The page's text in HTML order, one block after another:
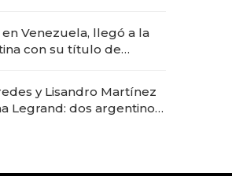
Venezuela, llegó a la
con su título de
"fast premium"
y Lisandro Martínez
Legrand: dos argentinos